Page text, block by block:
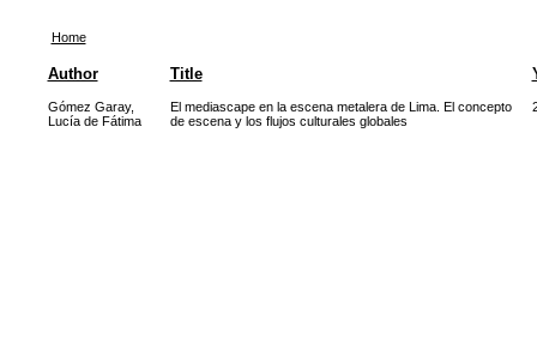
Home
Author Title
Gómez Garay,
Lucía de Fátima
El mediascape en la escena metalera de Lima. El concepto
de escena y los flujos culturales globales